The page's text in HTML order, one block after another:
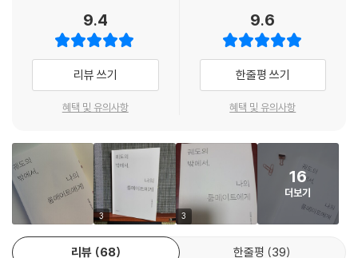
는 아이들이다. 이들은 예정된 재앙으로부터 무언가를 지키기 위해 애쓴
다. 지극히 평범한 일상을, 소중한 사람을, 또는 소중한 사람이 지키고자 했
던 한 세계를.
그리고 어느 토요일, 제네시스 항공기계정비반의 ‘유리아’는 단독 출장을
가 있던 달에서 지구가 검은 구름으로 뒤덮이는 순간을 목도한다. 더 이상
에서 누군가가 리아에게 편지를 쓴다.
“쉽지 않으리라는 것은 모두 인정합니다. 고작 한 명의 사람을 위하여 지구
상의 여러 사람을 살릴 수 있는 물자를 낭비한다는 비난도 있습니다. 하지
만 당신은, 유리아 씨는, 제네시스가 온 힘을 다해 살리려고 한 사람이니까
요. 당신을 데리러 가겠습니다.”
9.4
리뷰 쓰기
혜택 및 유의사항
9.6
한줄평 쓰기
혜택 및 유의사항
3 3
16
더보기
리뷰 68 한줄평 39